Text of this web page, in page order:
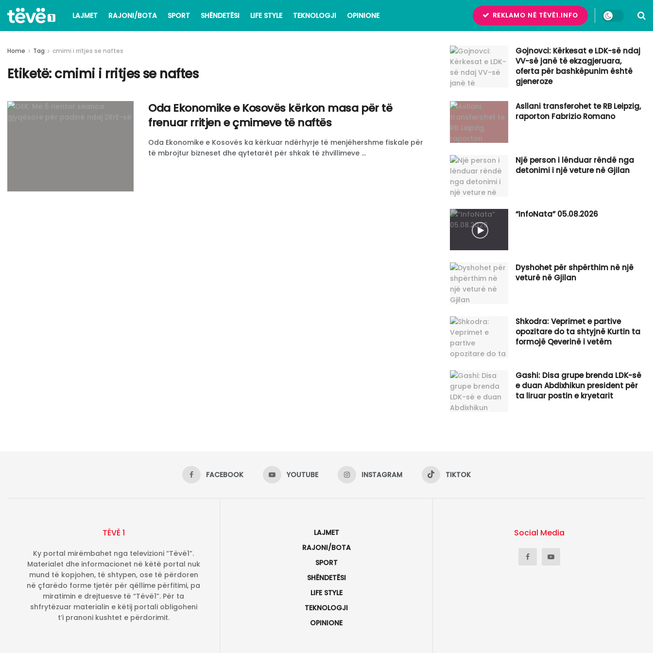
LAJMET RAJONI/BOTA SPORT SHËNDETËSI LIFE STYLE TEKNOLOGJI OPINIONE REKLAMO NË TËVË1.INFO
Home Tag cmimi i rritjes se naftes
Etiketë:cmimi i rritjes se naftes
Oda Ekonomike e Kosovës kërkon masa për të
frenuar rritjen e çmimeve të naftës
Oda Ekonomike e Kosovës ka kërkuar ndërhyrje të menjëhershme fiskale për
të mbrojtur bizneset dhe qytetarët për shkak të zhvillimeve ...
Gojnovci: Kërkesat e LDK-së ndaj
VV-së janë të ekzagjeruara,
oferta për bashkëpunim është
gjeneroze
Asllani transferohet te RB Leipzig,
raporton Fabrizio Romano
Një person i lënduar rëndë nga
detonimi i një veture në Gjilan
“InfoNata” 05.08.2026
Dyshohet për shpërthim në një
veturë në Gjilan
Shkodra: Veprimet e partive
opozitare do ta shtyjnë Kurtin ta
formojë Qeverinë i vetëm
Gashi: Disa grupe brenda LDK-së
e duan Abdixhikun president për
ta liruar postin e kryetarit
FACEBOOK YOUTUBE INSTAGRAM TIKTOK
TËVË 1
Ky portal mirëmbahet nga televizioni “Tëvë1”.
Materialet dhe informacionet në këtë portal nuk
mund të kopjohen, të shtypen, ose të përdoren
në çfarëdo forme tjetër për qëllime përfitimi, pa
miratimin e drejtuesve të “Tëvë1”. Për ta
shfrytëzuar materialin e këtij portali obligoheni
t’i pranoni kushtet e përdorimit.
LAJMET
RAJONI/BOTA
SPORT
SHËNDETËSI
LIFE STYLE
TEKNOLOGJI
OPINIONE
Social Media